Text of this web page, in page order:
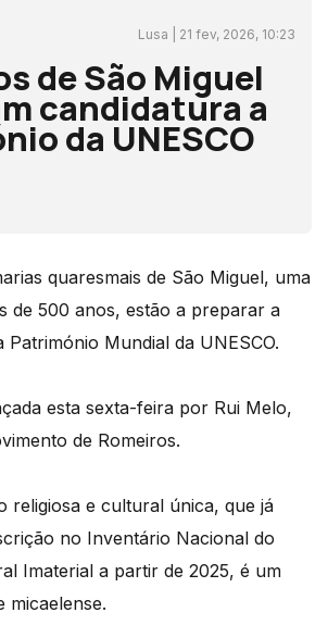
Lusa | 21 fev, 2026, 10:23
de São Miguel
candidatura a
da UNESCO
quaresmais de São Miguel, uma
de 500 anos, estão a preparar a
Património Mundial da UNESCO.
esta sexta-feira por Rui Melo,
de Romeiros.
religiosa e cultural única, que já
no Inventário Nacional do
Imaterial a partir de 2025, é um
micaelense.